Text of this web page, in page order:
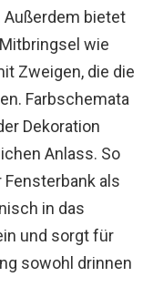
bietet
wie
Zweigen, die die
Farbschemata
Dekoration
Anlass. So
als
in das
und sorgt für
sowohl drinnen